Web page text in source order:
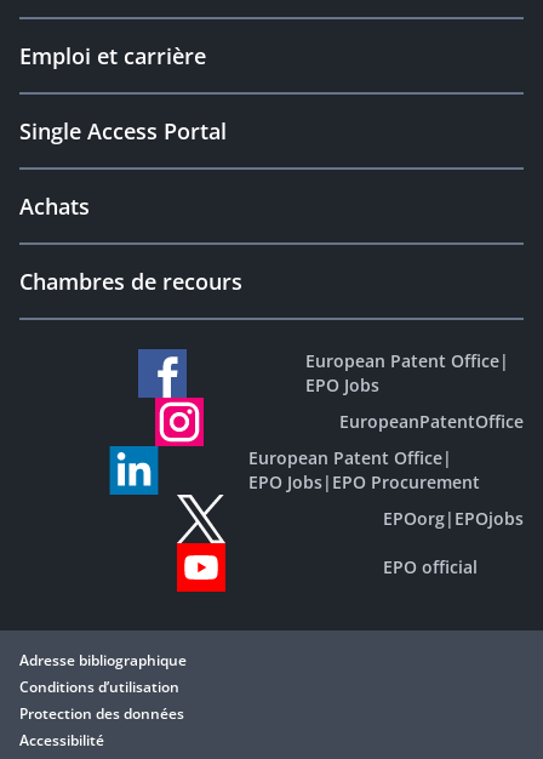
Emploi et carrière
Single Access Portal
Achats
Chambres de recours
European Patent Office|
EPO Jobs
EuropeanPatentOffice
European Patent Office|
EPO Jobs| EPO Procurement
EPOorg| EPOjobs
EPO official
Adresse bibliographique
Conditions d’utilisation
Protection des données
Accessibilité